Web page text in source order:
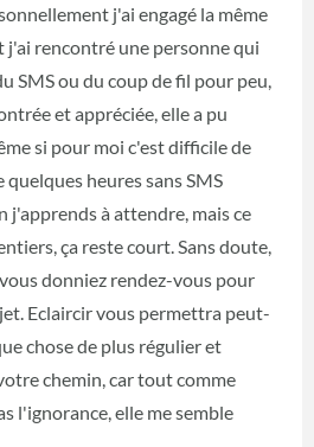
j'ai engagé la même
j'ai rencontré une personne qui
SMS ou du coup de fil pour peu,
et appréciée, elle a pu
si pour moi c'est difficile de
heures sans SMS
j'apprends à attendre, mais ce
ça reste court. Sans doute,
donniez rendez-vous pour
Eclaircir vous permettra peut-
chose de plus régulier et
chemin, car tout comme
l'ignorance, elle me semble